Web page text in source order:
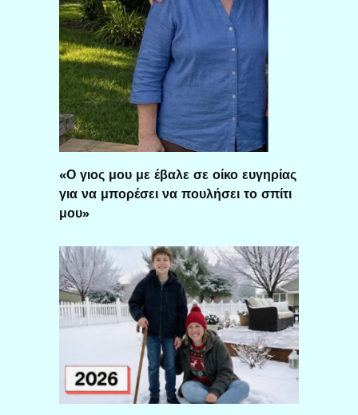
«Ο γιος μου με έβαλε σε οίκο ευγηρίας
για να μπορέσει να πουλήσει το σπίτι
μου»